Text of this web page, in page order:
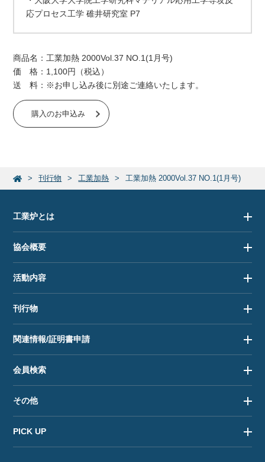
応プロセス工学 碓井研究室 P7
商品名：工業加熱 2000Vol.37 NO.1(1月号)
価 格：1,100円（税込）
送 料：※お申し込み後に別途ご連絡いたします。
購入のお申込み
刊行物 工業加熱 工業加熱 2000Vol.37 NO.1(1月号)
工業炉とは
協会概要
活動内容
刊行物
関連情報/証明書申請
会員検索
その他
PICK UP